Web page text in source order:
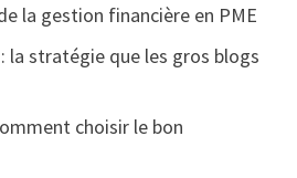
la gestion financière en PME
la stratégie que les gros blogs
choisir le bon